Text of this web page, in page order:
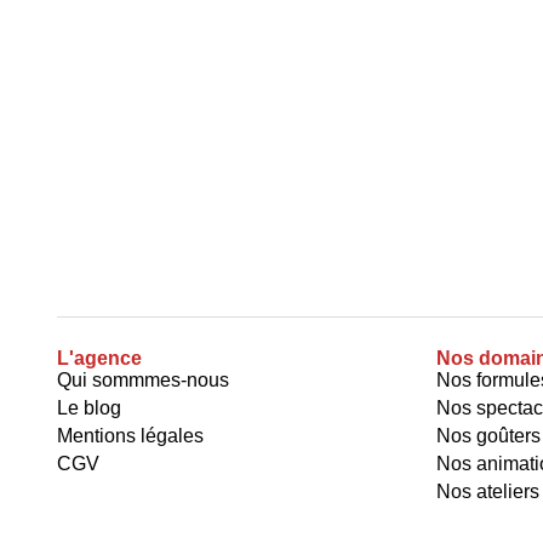
L'agence
Qui sommmes-nous
Le blog
Mentions légales
CGV
Nos
Nos
Nos
Nos goûters
Nos
Nos